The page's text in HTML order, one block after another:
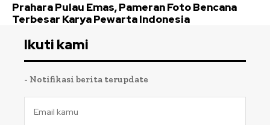
Prahara Pulau Emas, Pameran Foto Bencana
Terbesar Karya Pewarta Indonesia
Ikuti kami
- Notifikasi berita terupdate